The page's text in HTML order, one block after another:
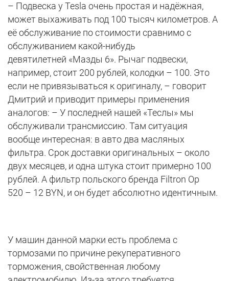
– Подвеска у Tesla очень простая и надёжная,
может выхаживать под 100 тысяч километров. А
её обслуживание по стоимости сравнимо с
обслуживанием какой-нибудь
девятилетней «Мазды 6». Рычаг подвески,
например, стоит 200 рублей, колодки – 100. Это
если не привязываться к оригиналу, – говорит
Дмитрий и приводит примеры применения
аналогов: – У последней нашей «Теслы» мы
обслуживали трансмиссию. Там ситуация
вообще интересная: в авто два масляных
фильтра. Срок доставки оригинальных – около
двух месяцев, и одна штука стоит примерно 100
рублей. А фильтр польского бренда Filtron Op
520 – 12 BYN, и он будет абсолютно идентичным.
У машин данной марки есть проблема с
тормозами по причине рекуперативного
торможения, свойственная любому